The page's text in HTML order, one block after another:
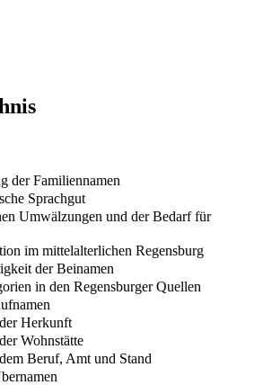
der Familiennamen
Sprachgut
Umwälzungen und der Bedarf für
im mittelalterlichen Regensburg
der Beinamen
in den Regensburger Quellen
Herkunft
Wohnstätte
Beruf, Amt und Stand